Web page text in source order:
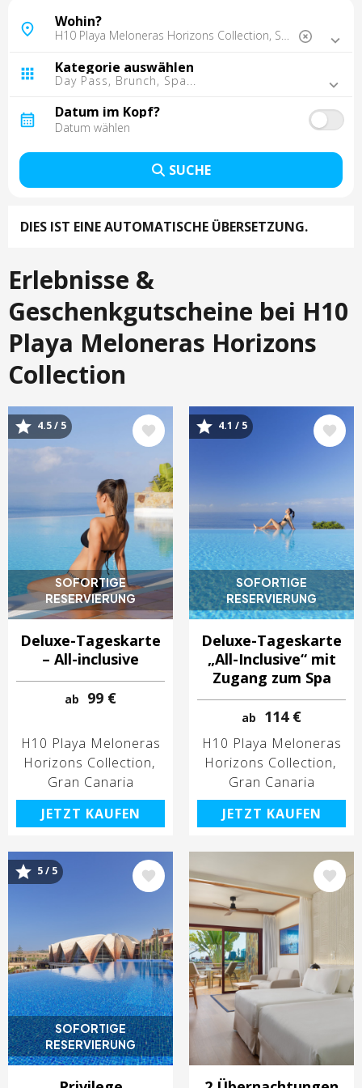
Mallorca, Spanien
Barcelona, Spanien
Malaga, Spanien
Tarragona, Spanien
Teneriffa, Spanien
Sevilla, Spanien
Gran Canaria, Spanien
Oporto, Portugal
Punta Cana, Dominikanische Republik
Cordoba, Spanien
Lanzarote, Spanien
La Palma, Spanien
Trelawny, Jamaika
Wohin?
Kategorie auswählen
Day Pass, Brunch, Spa...
Datum im Kopf?
SUCHE
DIES IST EINE AUTOMATISCHE ÜBERSETZUNG.
Erlebnisse &
Geschenkgutscheine bei H10
Playa Meloneras Horizons
Collection
SOFORTIGE
RESERVIERUNG
Bild
4.5 / 5
Deluxe-Tageskarte
– All-inclusive
ab 99 €
H10 Playa Meloneras
Horizons Collection
Gran Canaria
JETZT KAUFEN
SOFORTIGE
RESERVIERUNG
Bild
4.1 / 5
Deluxe-Tageskarte
„All-Inclusive“ mit
Zugang zum Spa
ab 114 €
H10 Playa Meloneras
Horizons Collection
Gran Canaria
JETZT KAUFEN
SOFORTIGE
RESERVIERUNG
Bild
5 / 5 Bild